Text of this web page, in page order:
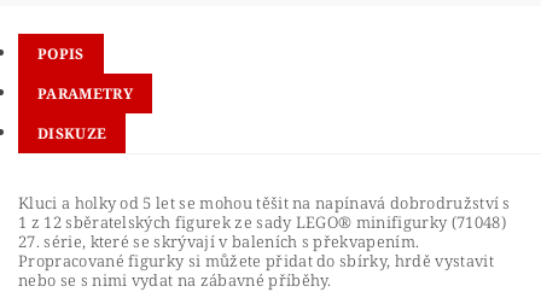
POPIS
PARAMETRY
DISKUZE
Kluci a holky od 5 let se mohou těšit na napínavá dobrodružství s
1 z 12 sběratelských figurek ze sady LEGO® minifigurky (71048)
27. série, které se skrývají v baleních s překvapením.
Propracované figurky si můžete přidat do sbírky, hrdě vystavit
nebo se s nimi vydat na zábavné příběhy.